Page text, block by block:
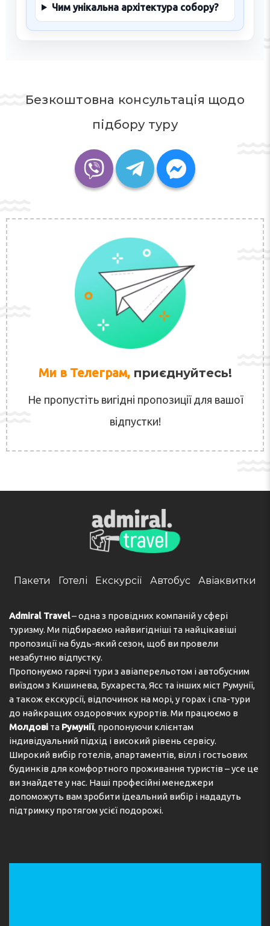
Чим унікальна архітектура собору?
Безкоштовна консультація щодо
підбору туру
Ми в Телеграм,приєднуйтесь!
Не пропустіть вигідні пропозиції для вашої
відпустки!
Пакети Готелі Екскурсії Автобус Авіаквитки
Admiral Travel– одна з провідних компаній у сфері
туризму. Ми підбираємо найвигідніші та найцікавіші
пропозиції на будь-який сезон, щоб ви провели
незабутню відпустку.
Пропонуємо гарячі тури з авіаперельотом і автобусним
виїздом з Кишинева, Бухареста, Ясс та інших міст Румунії,
а також екскурсії, відпочинок на морі, у горах і спа-тури
до найкращих оздоровчих курортів. Ми працюємо в
Молдові та Румунії, пропонуючи клієнтам
індивідуальний підхід і високий рівень сервісу.
Широкий вибір готелів, апартаментів, вілл і гостьових
будинків для комфортного проживання туристів – усе це
ви знайдете у нас. Наші професійні менеджери
допоможуть вам зробити ідеальний вибір і нададуть
підтримку протягом усієї подорожі.